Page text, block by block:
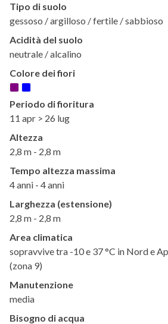
Tipo di suolo
gessoso / argilloso / fertile / sabbioso
Acidità del suolo
neutrale / alcalino
Colore dei fiori
Periodo di fioritura
11 apr > 26 lug
Altezza
2,8 m - 2,8 m
Tempo altezza massima
4 anni - 4 anni
Larghezza (estensione)
2,8 m - 2,8 m
Area climatica
sopravvive tra -10 e 37 °C in Nord e
(zona 9)
Manutenzione
media
Bisogno di acqua